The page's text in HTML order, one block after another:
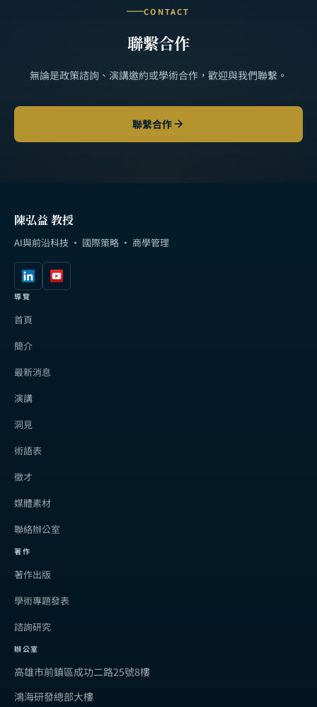
CONTACT
聯繫合作
無論是政策諮詢、演講邀約或學術合作，歡迎與我們聯繫。
聯繫合作
陳弘益 教授
AI與前沿科技 · 國際策略 · 商學管理
導覽
首頁
簡介
最新消息
演講
洞見
術語表
徵才
媒體素材
聯絡辦公室
著作
著作出版
學術專題發表
諮詢研究
辦公室
高雄市前鎮區成功二路25號8樓
鴻海研發總部大樓